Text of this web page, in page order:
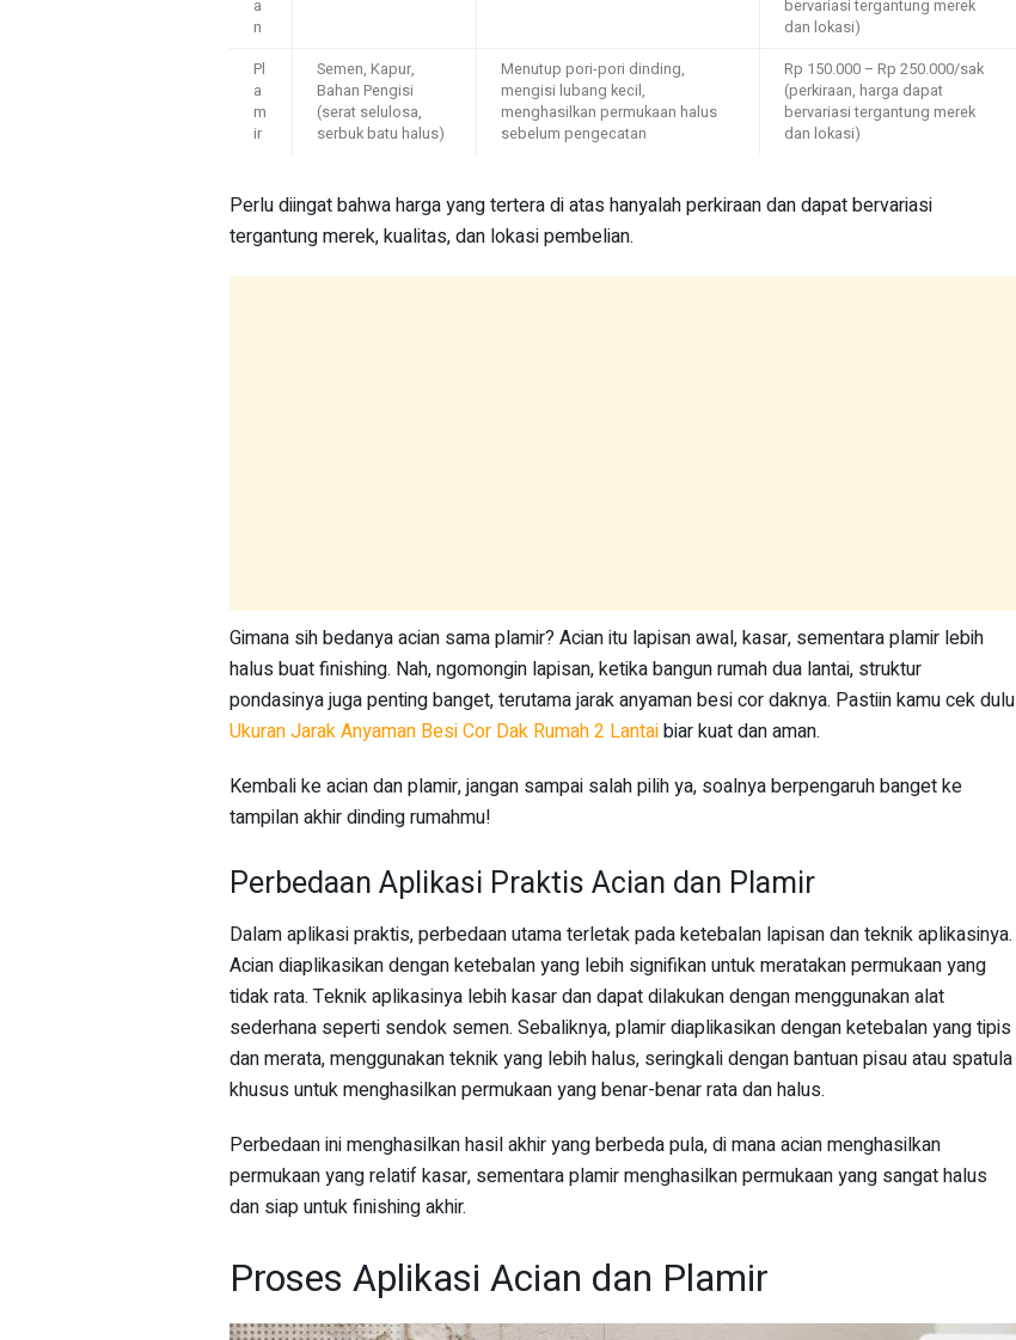
a
n
bervariasi tergantung merek
dan lokasi)
Pl
a
m
ir
Semen, Kapur,
Bahan Pengisi
(serat selulosa,
serbuk batu halus)
Menutup pori-pori dinding,
mengisi lubang kecil,
menghasilkan permukaan halus
sebelum pengecatan
Rp 150.000 – Rp 250.000/sak
(perkiraan, harga dapat
bervariasi tergantung merek
dan lokasi)
Perlu diingat bahwa harga yang tertera di atas hanyalah perkiraan dan dapat bervariasi
tergantung merek, kualitas, dan lokasi pembelian.
Gimana sih bedanya acian sama plamir? Acian itu lapisan awal, kasar, sementara plamir lebih
halus buat finishing. Nah, ngomongin lapisan, ketika bangun rumah dua lantai, struktur
pondasinya juga penting banget, terutama jarak anyaman besi cor daknya. Pastiin kamu cek dulu
Ukuran Jarak Anyaman Besi Cor Dak Rumah 2 Lantaibiar kuat dan aman.
Kembali ke acian dan plamir, jangan sampai salah pilih ya, soalnya berpengaruh banget ke
tampilan akhir dinding rumahmu!
Perbedaan Aplikasi Praktis Acian dan Plamir
Dalam aplikasi praktis, perbedaan utama terletak pada ketebalan lapisan dan teknik aplikasinya.
Acian diaplikasikan dengan ketebalan yang lebih signifikan untuk meratakan permukaan yang
tidak rata. Teknik aplikasinya lebih kasar dan dapat dilakukan dengan menggunakan alat
sederhana seperti sendok semen. Sebaliknya, plamir diaplikasikan dengan ketebalan yang tipis
dan merata, menggunakan teknik yang lebih halus, seringkali dengan bantuan pisau atau spatula
khusus untuk menghasilkan permukaan yang benar-benar rata dan halus.
Perbedaan ini menghasilkan hasil akhir yang berbeda pula, di mana acian menghasilkan
permukaan yang relatif kasar, sementara plamir menghasilkan permukaan yang sangat halus
dan siap untuk finishing akhir.
Proses Aplikasi Acian dan Plamir